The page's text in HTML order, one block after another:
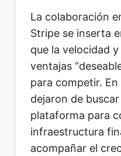
La colaboración
Stripe se inserta
que la velocidad
ventajas
para competir.
dejaron de
plataforma para
infraestructura
acompañar el